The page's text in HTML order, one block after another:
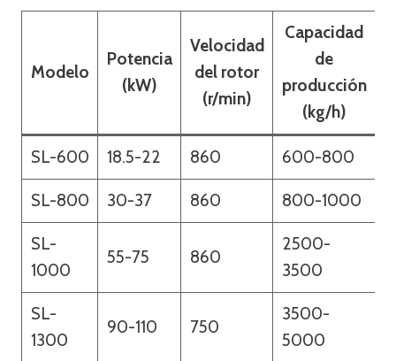
Modelo
Potencia
(kW)
Velocidad
del rotor
(r/min)
Capacidad
de
producción
(kg/h)
SL-600 18.5-22 860 600-800
SL-800 30-37 860 800-1000
SL-
1000
55-75 860
2500-
3500
SL-
1300
90-110 750
3500-
5000